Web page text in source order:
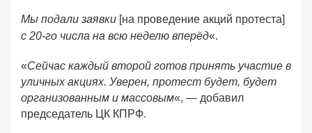
Мы подали заявки [на проведение акций протеста]
с 20-го числа на всю неделю вперёд«.
«Сейчас каждый второй готов принять участие в
уличных акциях. Уверен, протест будет, будет
организованным и массовым«, — добавил
председатель ЦК КПРФ.